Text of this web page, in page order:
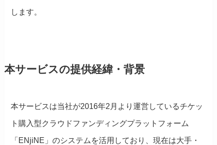
します。
本サービスの提供経緯・背景
本サービスは当社が2016年2月より運営しているチケッ
ト購入型クラウドファンディングプラットフォーム
「ENjiNE」のシステムを活用しており、現在は大手・